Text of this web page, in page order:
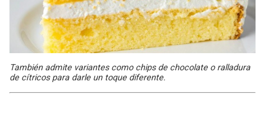
También admite variantes como chips de chocolate o ralladura
de cítricos para darle un toque diferente.